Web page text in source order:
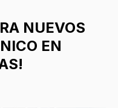
NUEVOS
EN